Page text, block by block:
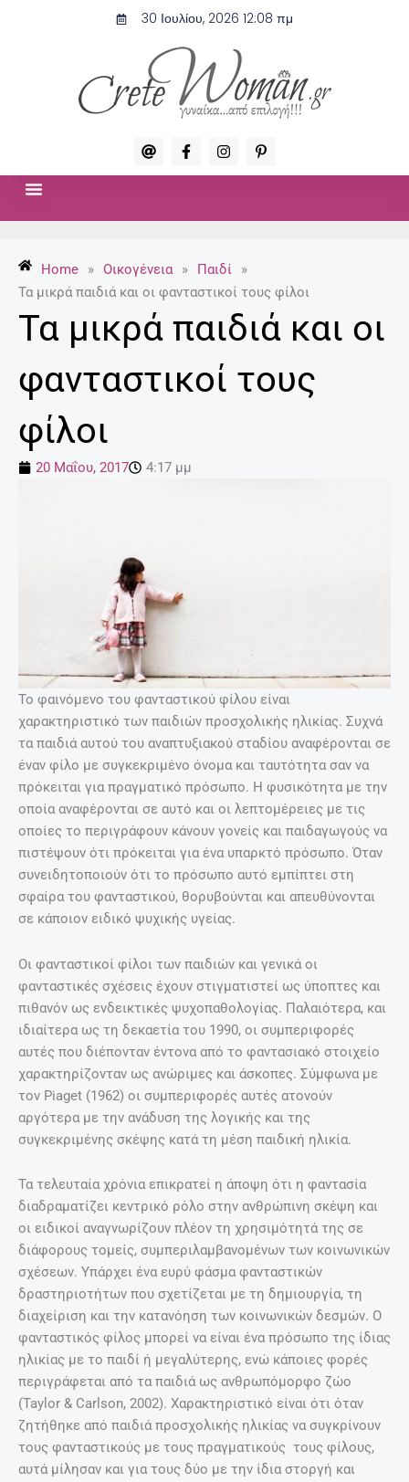
30 Ιουλίου, 2026 12:08 πμ
A
t
F
a
c
f
I
n
s
m
P
i
n
p
Home » Οικογένεια » Παιδί
»
Τα μικρά παιδιά και οι φανταστικοί τους φίλοι
Τα μικρά παιδιά και οι
φανταστικοί τους
φίλοι
20 Μαΐου, 2017 4:17 μμ
Το φαινόμενο του φανταστικού φίλου είναι
χαρακτηριστικό των παιδιών προσχολικής ηλικίας. Συχνά
τα παιδιά αυτού του αναπτυξιακού σταδίου αναφέρονται σε
έναν φίλο με συγκεκριμένο όνομα και ταυτότητα σαν να
πρόκειται για πραγματικό πρόσωπο. Η φυσικότητα με την
οποία αναφέρονται σε αυτό και οι λεπτομέρειες με τις
οποίες το περιγράφουν κάνουν γονείς και παιδαγωγούς να
πιστέψουν ότι πρόκειται για ένα υπαρκτό πρόσωπο. Όταν
συνειδητοποιούν ότι το πρόσωπο αυτό εμπίπτει στη
σφαίρα του φανταστικού, θορυβούνται και απευθύνονται
σε κάποιον ειδικό ψυχικής υγείας.
Οι φανταστικοί φίλοι των παιδιών και γενικά οι
φανταστικές σχέσεις έχουν στιγματιστεί ως ύποπτες και
πιθανόν ως ενδεικτικές ψυχοπαθολογίας. Παλαιότερα, και
ιδιαίτερα ως τη δεκαετία του 1990, οι συμπεριφορές
αυτές που διέπονταν έντονα από το φαντασιακό στοιχείο
χαρακτηρίζονταν ως ανώριμες και άσκοπες. Σύμφωνα με
τον Piaget (1962) οι συμπεριφορές αυτές ατονούν
αργότερα με την ανάδυση της λογικής και της
συγκεκριμένης σκέψης κατά τη μέση παιδική ηλικία.
Τα τελευταία χρόνια επικρατεί η άποψη ότι η φαντασία
διαδραματίζει κεντρικό ρόλο στην ανθρώπινη σκέψη και
οι ειδικοί αναγνωρίζουν πλέον τη χρησιμότητά της σε
διάφορους τομείς, συμπεριλαμβανομένων των κοινωνικών
σχέσεων. Υπάρχει ένα ευρύ φάσμα φανταστικών
δραστηριοτήτων που σχετίζεται με τη δημιουργία, τη
διαχείριση και την κατανόηση των κοινωνικών δεσμών. Ο
φανταστικός φίλος μπορεί να είναι ένα πρόσωπο της ίδιας
ηλικίας με το παιδί ή μεγαλύτερης, ενώ κάποιες φορές
περιγράφεται από τα παιδιά ως ανθρωπόμορφο ζώο
(Taylor & Carlson, 2002). Χαρακτηριστικό είναι ότι όταν
ζητήθηκε από παιδιά προσχολικής ηλικίας να συγκρίνουν
τους φανταστικούς με τους πραγματικούς τους φίλους,
αυτά μίλησαν και για τους δύο με την ίδια στοργή και